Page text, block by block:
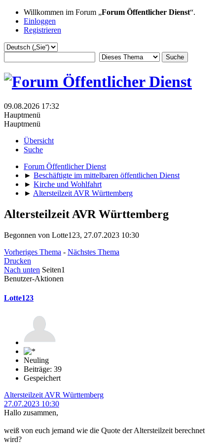
Willkommen im Forum „Forum Öffentlicher Dienst“.
Einloggen
Registrieren
09.08.2026 17:32
Hauptmenü
Hauptmenü
Übersicht
Suche
Forum Öffentlicher Dienst
► Beschäftigte im mittelbaren öffentlichen Dienst
► Kirche und Wohlfahrt
► Altersteilzeit AVR Württemberg
Altersteilzeit AVR Württemberg
Begonnen von Lotte123, 27.07.2023 10:30
Vorheriges Thema - Nächstes Thema
Drucken
Nach unten Seiten1
Benutzer-Aktionen
Lotte123
Neuling
Beiträge: 39
Gespeichert
Altersteilzeit AVR Württemberg
27.07.2023 10:30
Hallo zusammen,
weiß von euch jemand wie die Quote der Altersteilzeit berechnet
wird?